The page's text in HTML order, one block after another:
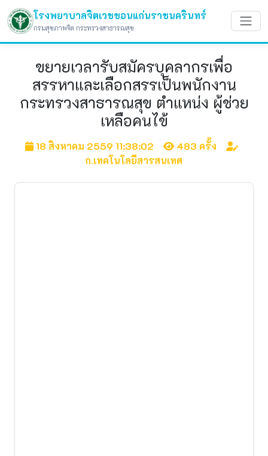
โรงพยาบาลจิตเวชขอนแก่นราชนครินทร์
กรมสุขภาพจิต กระทรวงสาธารณสุข
ขยายเวลารับสมัครบุคลากรเพื่อ
สรรหาและเลือกสรรเป็นพนักงาน
กระทรวงสาธารณสุข ตำแหน่ง ผู้ช่วย
เหลือคนไข้
18 สิงหาคม 2559 11:38:02
483 ครั้ง
ก.เทคโนโลยีสารสนเทศ